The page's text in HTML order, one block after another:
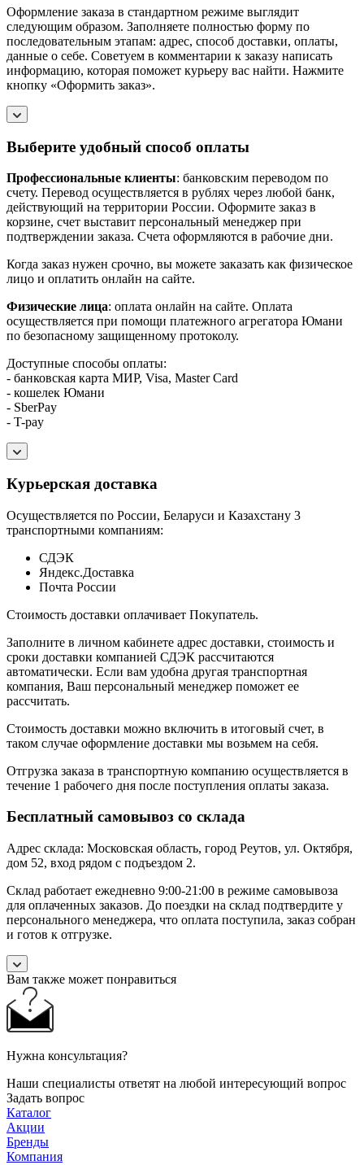
Оформление заказа в стандартном режиме выглядит
следующим образом. Заполняете полностью форму по
последовательным этапам: адрес, способ доставки, оплаты,
данные о себе. Советуем в комментарии к заказу написать
информацию, которая поможет курьеру вас найти. Нажмите
кнопку «Оформить заказ».
Выберите удобный способ оплаты
Профессиональные клиенты: банковским переводом по
счету. Перевод осуществляется в рублях через любой банк,
действующий на территории России. Оформите заказ в
корзине, счет выставит персональный менеджер при
подтверждении заказа. Счета оформляются в рабочие дни.
Когда заказ нужен срочно, вы можете заказать как физическое
лицо и оплатить онлайн на сайте.
Физические лица: оплата онлайн на сайте. Оплата
осуществляется при помощи платежного агрегатора Юмани
по безопасному защищенному протоколу.
Доступные способы оплаты:
- банковская карта МИР, Visa, Master Card
- кошелек Юмани
- SberPay
- T-pay
Курьерская доставка
Осуществляется по России, Беларуси и Казахстану 3
транспортными компаниям:
СДЭК
Яндекс.Доставка
Почта России
Стоимость доставки оплачивает Покупатель.
Заполните в личном кабинете адрес доставки, стоимость и
сроки доставки компанией СДЭК рассчитаются
автоматически. Если вам удобна другая транспортная
компания, Ваш персональный менеджер поможет ее
рассчитать.
Стоимость доставки можно включить в итоговый счет, в
таком случае оформление доставки мы возьмем на себя.
Отгрузка заказа в транспортную компанию осуществляется в
течение 1 рабочего дня после поступления оплаты заказа.
Бесплатный самовывоз со склада
Адрес склада: Московская область, город Реутов, ул. Октября,
дом 52, вход рядом с подъездом 2.
Склад работает ежедневно 9:00-21:00 в режиме самовывоза
для оплаченных заказов. До поездки на склад подтвердите у
персонального менеджера, что оплата поступила, заказ собран
и готов к отгрузке.
Вам также может понравиться
Нужна консультация?
Наши специалисты ответят на любой интересующий вопрос
Задать вопрос
Каталог
Акции
Бренды
Компания